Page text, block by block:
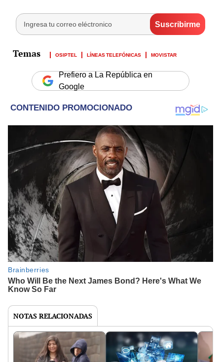
OSIPTEL LÍNEAS TELEFÓNICAS MOVISTAR
Prefiero a La República en
Google
NOTAS RELACIONADAS